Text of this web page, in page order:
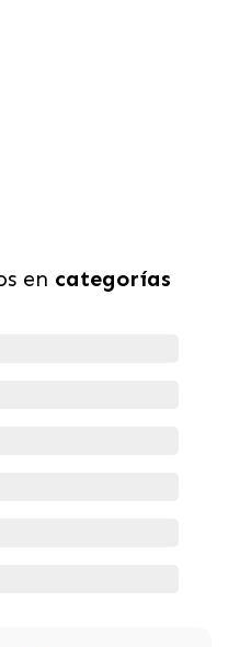
en categorías